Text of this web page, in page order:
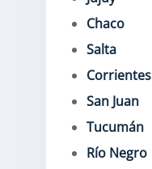
Chaco
Salta
Corrientes
San Juan
Tucumán
Río Negro